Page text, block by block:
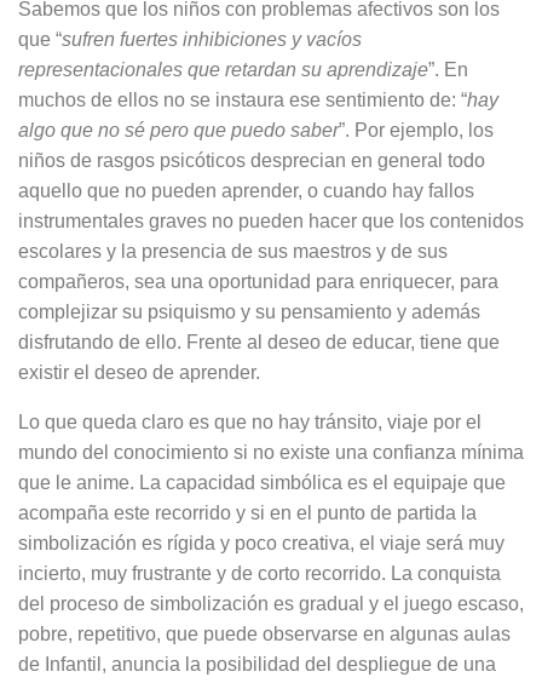
Sabemos que los niños con problemas afectivos son los
que “sufren fuertes inhibiciones y vacíos
representacionales que retardan su aprendizaje”. En
muchos de ellos no se instaura ese sentimiento de: “hay
algo que no sé pero que puedo saber”. Por ejemplo, los
niños de rasgos psicóticos desprecian en general todo
aquello que no pueden aprender, o cuando hay fallos
instrumentales graves no pueden hacer que los contenidos
escolares y la presencia de sus maestros y de sus
compañeros, sea una oportunidad para enriquecer, para
complejizar su psiquismo y su pensamiento y además
disfrutando de ello. Frente al deseo de educar, tiene que
existir el deseo de aprender.
Lo que queda claro es que no hay tránsito, viaje por el
mundo del conocimiento si no existe una confianza mínima
que le anime. La capacidad simbólica es el equipaje que
acompaña este recorrido y si en el punto de partida la
simbolización es rígida y poco creativa, el viaje será muy
incierto, muy frustrante y de corto recorrido. La conquista
del proceso de simbolización es gradual y el juego escaso,
pobre, repetitivo, que puede observarse en algunas aulas
de Infantil, anuncia la posibilidad del despliegue de una